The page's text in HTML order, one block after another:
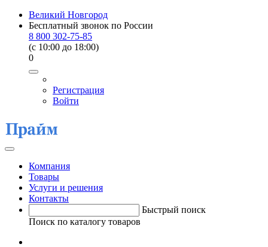
Великий Новгород
Бесплатный звонок по России
8 800 302-75-85
(c 10:00 до 18:00)
0
Регистрация
Войти
Компания
Товары
Услуги и решения
Контакты
Быстрый поиск
Поиск по каталогу товаров